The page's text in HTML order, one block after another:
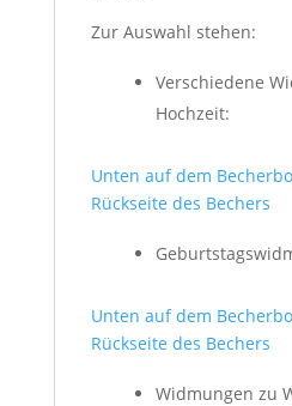
Zur Auswahl stehen:
Verschiedene
Hochzeit:
Unten auf dem
Rückseite des Bechers
Unten auf dem
Rückseite des Bechers
Widmungen zu